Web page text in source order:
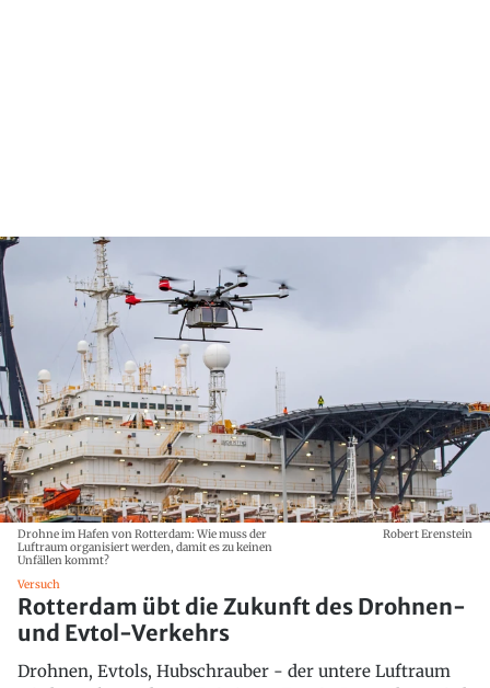
Drohne im Hafen von Rotterdam: Wie muss der
Luftraum organisiert werden, damit es zu keinen
Unfällen kommt?
Robert Erenstein
Versuch
Rotterdam übt die Zukunft des Drohnen-
und Evtol-Verkehrs
Drohnen, Evtols, Hubschrauber - der untere Luftraum